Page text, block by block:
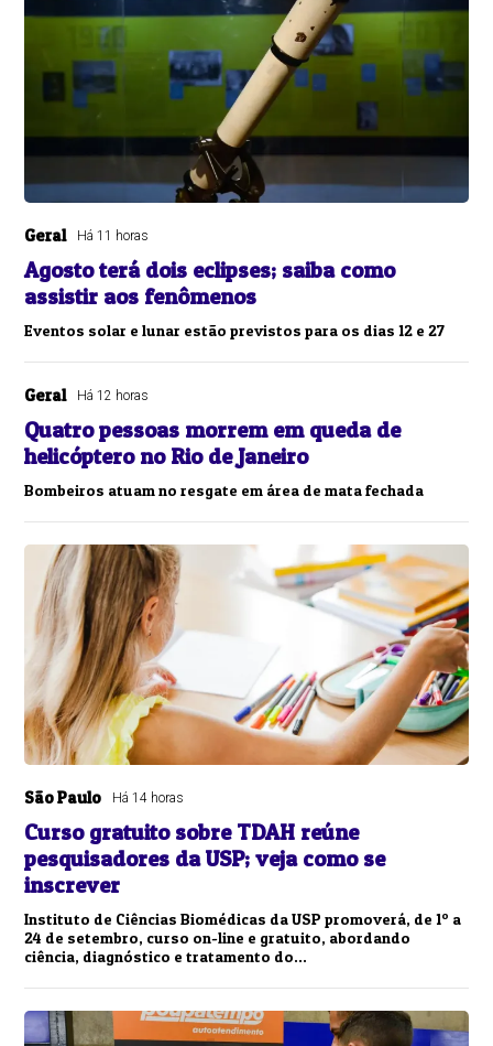
Geral Há 11 horas
Agosto terá dois eclipses; saiba como
assistir aos fenômenos
Eventos solar e lunar estão previstos para os dias 12 e 27
Geral Há 12 horas
Quatro pessoas morrem em queda de
helicóptero no Rio de Janeiro
Bombeiros atuam no resgate em área de mata fechada
São Paulo Há 14 horas
Curso gratuito sobre TDAH reúne
pesquisadores da USP; veja como se
inscrever
Instituto de Ciências Biomédicas da USP promoverá, de 1º a
24 de setembro, curso on-line e gratuito, abordando
ciência, diagnóstico e tratamento do...